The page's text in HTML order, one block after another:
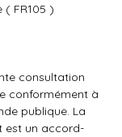
( FR105 )
consultation
conformément à
publique. La
est un accord-